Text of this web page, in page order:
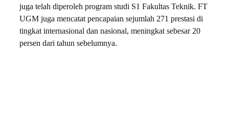
juga telah diperoleh program studi S1 Fakultas Teknik. FT
UGM juga mencatat pencapaian sejumlah 271 prestasi di
tingkat internasional dan nasional, meningkat sebesar 20
persen dari tahun sebelumnya.